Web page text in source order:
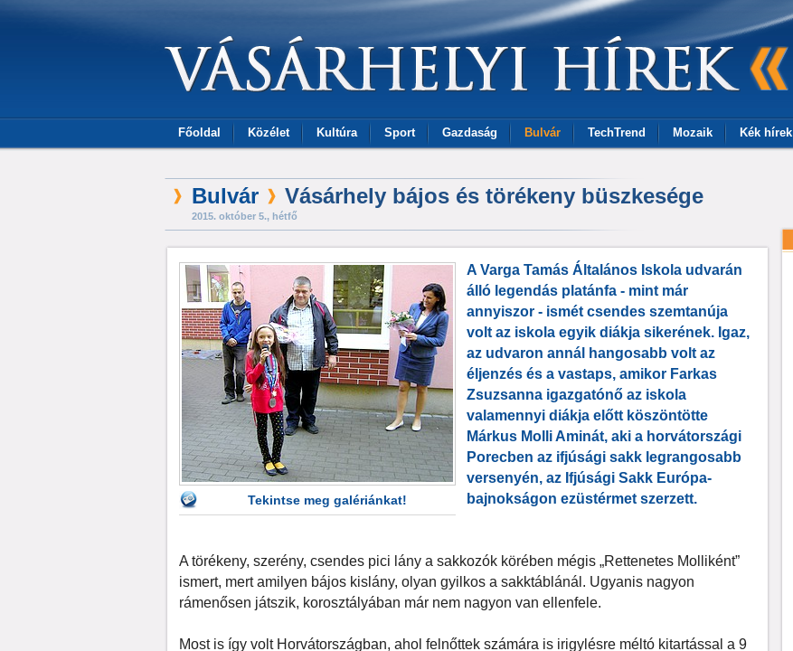
Főoldal Közélet Kultúra Sport Gazdaság Bulvár TechTrend Mozaik Kék hírek
Bulvár Vásárhely bájos és törékeny büszkesége
2015. október 5., hétfő
Tekintse meg galériánkat!
A Varga Tamás Általános Iskola udvarán
álló legendás platánfa - mint már
annyiszor - ismét csendes szemtanúja
volt az iskola egyik diákja sikerének. Igaz,
az udvaron annál hangosabb volt az
éljenzés és a vastaps, amikor Farkas
Zsuzsanna igazgatónő az iskola
valamennyi diákja előtt köszöntötte
Márkus Molli Aminát, aki a horvátországi
Porecben az ifjúsági sakk legrangosabb
versenyén, az Ifjúsági Sakk Európa-
bajnokságon ezüstérmet szerzett.
A törékeny, szerény, csendes pici lány a sakkozók körében mégis „Rettenetes Molliként”
ismert, mert amilyen bájos kislány, olyan gyilkos a sakktáblánál. Ugyanis nagyon
rámenősen játszik, korosztályában már nem nagyon van ellenfele.
Most is így volt Horvátországban, ahol felnőttek számára is irigylésre méltó kitartással a 9